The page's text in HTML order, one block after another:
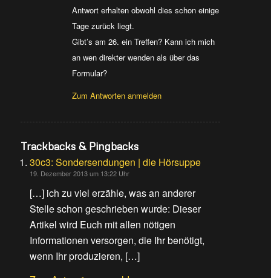
Antwort erhalten obwohl dies schon einige
Tage zurück liegt.
Gibt’s am 26. ein Treffen? Kann ich mich
an wen direkter wenden als über das
Formular?
Zum Antworten anmelden
Trackbacks & Pingbacks
30c3: Sondersendungen | die Hörsuppe
19. Dezember 2013 um 13:22 Uhr
[…] ich zu viel erzähle, was an anderer
Stelle schon geschrieben wurde: Dieser
Artikel wird Euch mit allen nötigen
Informationen versorgen, die Ihr benötigt,
wenn Ihr produzieren, […]